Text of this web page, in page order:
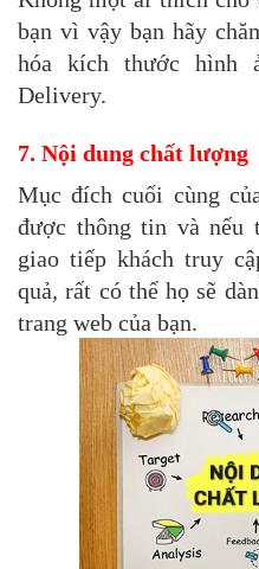
bạn vì vậy bạn hãy
hóa kích thước hình
Delivery.
7. Nội dung chất lượng
Mục đích cuối cùng
được thông tin và nếu
giao tiếp khách truy
quả, rất có thể họ sẽ
trang web của bạn.